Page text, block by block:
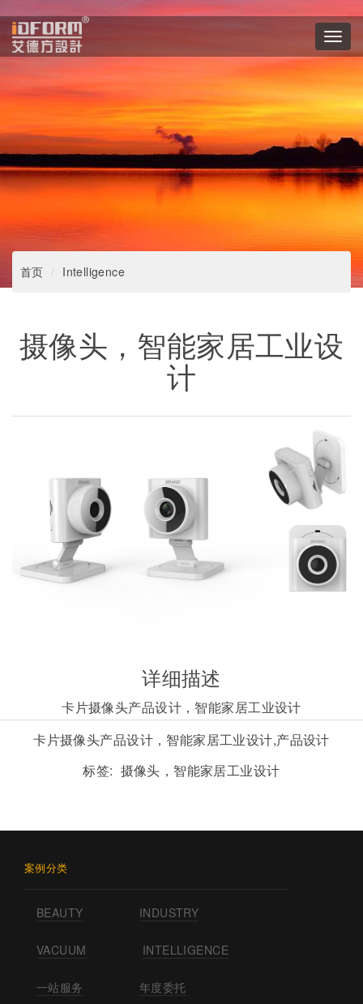
首页 Intelligence
摄像头，智能家居工业设
计
详细描述
卡片摄像头产品设计，智能家居工业设计
卡片摄像头产品设计，智能家居工业设计,产品设计
标签: 摄像头，智能家居工业设计
案例分类
BEAUTY INDUSTRY
VACUUM INTELLIGENCE
一站服务 年度委托